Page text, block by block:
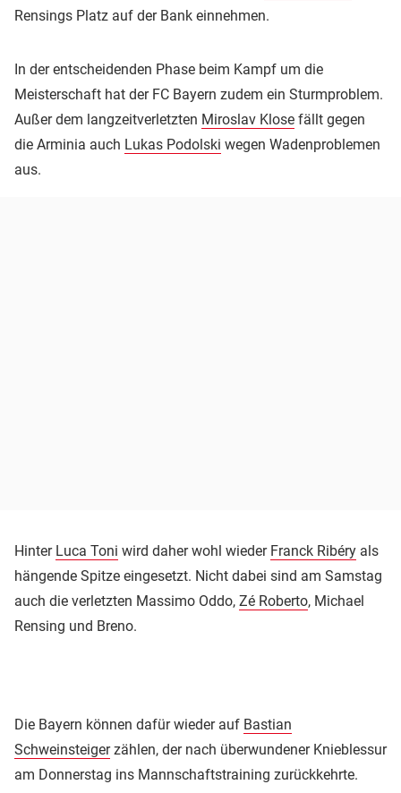
Rensings Platz auf der Bank einnehmen.
In der entscheidenden Phase beim Kampf um die
Meisterschaft hat der FC Bayern zudem ein Sturmproblem.
Außer dem langzeitverletzten Miroslav Klose fällt gegen
die Arminia auch Lukas Podolski wegen Wadenproblemen
aus.
Hinter Luca Toni wird daher wohl wieder Franck Ribéry als
hängende Spitze eingesetzt. Nicht dabei sind am Samstag
auch die verletzten Massimo Oddo, Zé Roberto, Michael
Rensing und Breno.
Die Bayern können dafür wieder auf Bastian
Schweinsteigerzählen, der nach überwundener Knieblessur
am Donnerstag ins Mannschaftstraining zurückkehrte.